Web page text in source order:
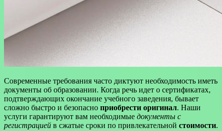
Современные требования часто диктуют необходимость иметь
документы об образовании. Когда речь идет о сертификатах,
подтверждающих окончание учебного заведения, бывает
сложно быстро и безопасно приобрести оригинал. Наши
услуги гарантируют вам необходимые документы с
регистрацией в сжатые сроки по привлекательной стоимости.